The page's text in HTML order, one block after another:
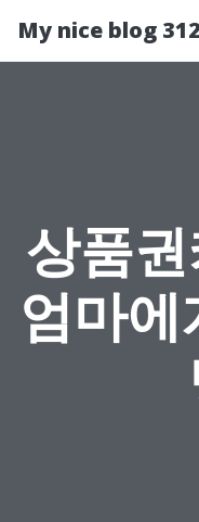
My nice blog
상품
엄마